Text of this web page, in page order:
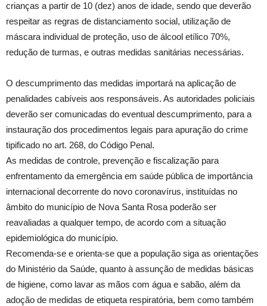
crianças a partir de 10 (dez) anos de idade, sendo que deverão
respeitar as regras de distanciamento social, utilização de
máscara individual de proteção, uso de álcool etílico 70%,
redução de turmas, e outras medidas sanitárias necessárias.
O descumprimento das medidas importará na aplicação de
penalidades cabíveis aos responsáveis. As autoridades policiais
deverão ser comunicadas do eventual descumprimento, para a
instauração dos procedimentos legais para apuração do crime
tipificado no art. 268, do Código Penal.
As medidas de controle, prevenção e fiscalização para
enfrentamento da emergência em saúde pública de importância
internacional decorrente do novo coronavírus, instituídas no
âmbito do município de Nova Santa Rosa poderão ser
reavaliadas a qualquer tempo, de acordo com a situação
epidemiológica do município.
Recomenda-se e orienta-se que a população siga as orientações
do Ministério da Saúde, quanto à assunção de medidas básicas
de higiene, como lavar as mãos com água e sabão, além da
adoção de medidas de etiqueta respiratória, bem como também